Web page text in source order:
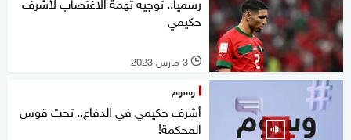
حكيمي
l 3 مارس 2023
وسوم
أشرف حكيمي في الدفاع.. تحت قوس
المحكمة!